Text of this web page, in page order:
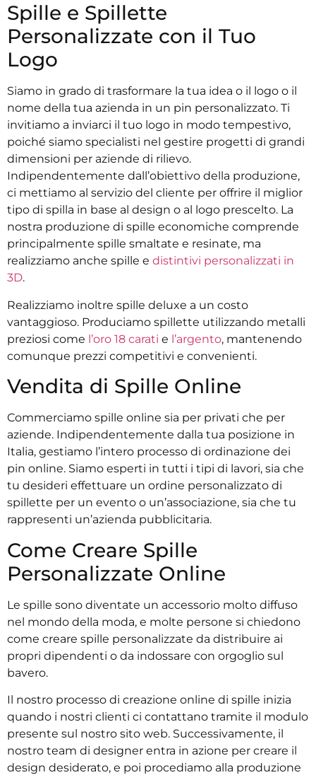
Spille e Spillette
Personalizzate con il Tuo
Logo
Siamo in grado di trasformare la tua idea o il logo o il
nome della tua azienda in un pin personalizzato. Ti
invitiamo a inviarci il tuo logo in modo tempestivo,
poiché siamo specialisti nel gestire progetti di grandi
dimensioni per aziende di rilievo.
Indipendentemente dall’obiettivo della produzione,
ci mettiamo al servizio del cliente per offrire il miglior
tipo di spilla in base al design o al logo prescelto. La
nostra produzione di spille economiche comprende
principalmente spille smaltate e resinate, ma
realizziamo anche spille e distintivi personalizzati in
3D.
Realizziamo inoltre spille deluxe a un costo
vantaggioso. Produciamo spillette utilizzando metalli
preziosi come l’oro 18 carati e l’argento, mantenendo
comunque prezzi competitivi e convenienti.
Vendita di Spille Online
Commerciamo spille online sia per privati che per
aziende. Indipendentemente dalla tua posizione in
Italia, gestiamo l’intero processo di ordinazione dei
pin online. Siamo esperti in tutti i tipi di lavori, sia che
tu desideri effettuare un ordine personalizzato di
spillette per un evento o un’associazione, sia che tu
rappresenti un’azienda pubblicitaria.
Come Creare Spille
Personalizzate Online
Le spille sono diventate un accessorio molto diffuso
nel mondo della moda, e molte persone si chiedono
come creare spille personalizzate da distribuire ai
propri dipendenti o da indossare con orgoglio sul
bavero.
Il nostro processo di creazione online di spille inizia
quando i nostri clienti ci contattano tramite il modulo
presente sul nostro sito web. Successivamente, il
nostro team di designer entra in azione per creare il
design desiderato, e poi procediamo alla produzione